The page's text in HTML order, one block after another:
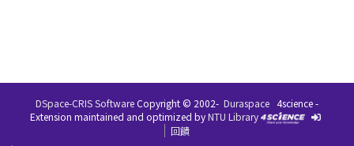
DSpace-CRIS SoftwareCopyright © 2002- Duraspace 4science -
Extension maintained and optimized byNTU Library
回饋